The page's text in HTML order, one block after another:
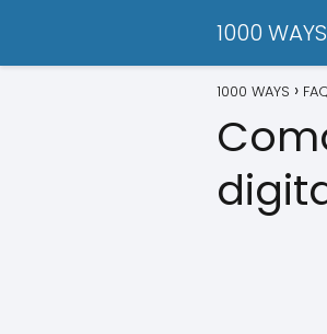
1000 WAYS
1000 WAYS